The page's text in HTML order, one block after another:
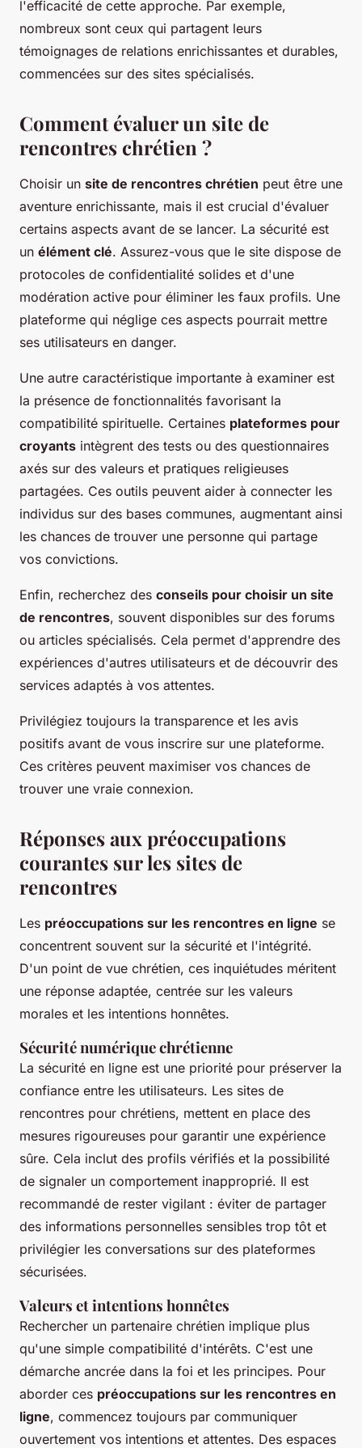
l'efficacité de cette approche. Par exemple,
nombreux sont ceux qui partagent leurs
témoignages de relations enrichissantes et durables,
commencées sur des sites spécialisés.
Comment évaluer un site de
rencontres chrétien ?
Choisir un site de rencontres chrétien peut être une
aventure enrichissante, mais il est crucial d'évaluer
certains aspects avant de se lancer. La sécurité est
un élément clé. Assurez-vous que le site dispose de
protocoles de confidentialité solides et d'une
modération active pour éliminer les faux profils. Une
plateforme qui néglige ces aspects pourrait mettre
ses utilisateurs en danger.
Une autre caractéristique importante à examiner est
la présence de fonctionnalités favorisant la
compatibilité spirituelle. Certaines plateformes pour
croyants intègrent des tests ou des questionnaires
axés sur des valeurs et pratiques religieuses
partagées. Ces outils peuvent aider à connecter les
individus sur des bases communes, augmentant ainsi
les chances de trouver une personne qui partage
vos convictions.
Enfin, recherchez des conseils pour choisir un site
de rencontres, souvent disponibles sur des forums
ou articles spécialisés. Cela permet d'apprendre des
expériences d'autres utilisateurs et de découvrir des
services adaptés à vos attentes.
Privilégiez toujours la transparence et les avis
positifs avant de vous inscrire sur une plateforme.
Ces critères peuvent maximiser vos chances de
trouver une vraie connexion.
Réponses aux préoccupations
courantes sur les sites de
rencontres
Les préoccupations sur les rencontres en ligne se
concentrent souvent sur la sécurité et l'intégrité.
D'un point de vue chrétien, ces inquiétudes méritent
une réponse adaptée, centrée sur les valeurs
morales et les intentions honnêtes.
Sécurité numérique chrétienne
La sécurité en ligne est une priorité pour préserver la
confiance entre les utilisateurs. Les sites de
rencontres pour chrétiens, mettent en place des
mesures rigoureuses pour garantir une expérience
sûre. Cela inclut des profils vérifiés et la possibilité
de signaler un comportement inapproprié. Il est
recommandé de rester vigilant : éviter de partager
des informations personnelles sensibles trop tôt et
privilégier les conversations sur des plateformes
sécurisées.
Valeurs et intentions honnêtes
Rechercher un partenaire chrétien implique plus
qu'une simple compatibilité d'intérêts. C'est une
démarche ancrée dans la foi et les principes. Pour
aborder ces préoccupations sur les rencontres en
ligne, commencez toujours par communiquer
ouvertement vos intentions et attentes. Des espaces